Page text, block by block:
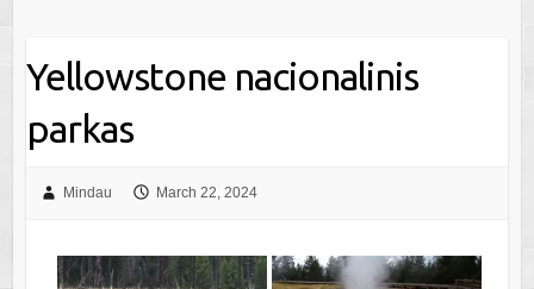
Yellowstone nacionalinis
parkas
Mindau March 22, 2024